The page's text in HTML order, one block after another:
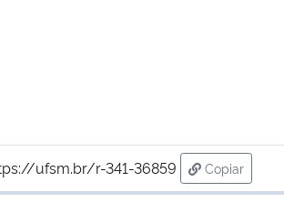
ufsm.br/r-341-36859
Copiar
para área